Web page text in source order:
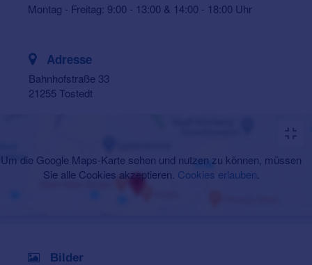
Montag - Freitag: 9:00 - 13:00 & 14:00 - 18:00 Uhr
Adresse
Bahnhofstraße 33
21255 Tostedt
Um die Google Maps-Karte sehen und nutzen zu können, müssen
Sie alle Cookies akzeptieren. Cookies erlauben
Bilder